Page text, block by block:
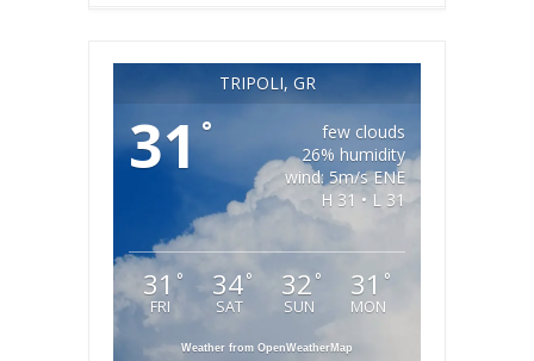
TRIPOLI, GR
31°
few clouds
26% humidity
wind: 5m/s ENE
H 31 • L 31
31 °
FRI
34°
SAT
32 °
SUN
31 °
MON
Weather from OpenWeatherMap